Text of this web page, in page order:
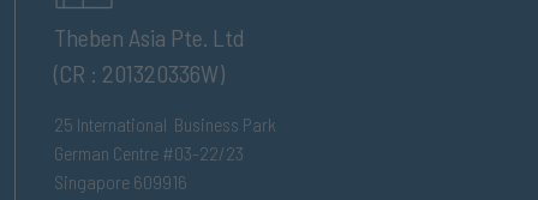
Theben Asia Pte. Ltd
(CR : 201320336W)
25 International Business Park
German Centre #03-22/23
Singapore 609916